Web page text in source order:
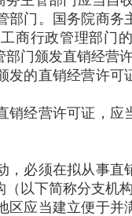
门。国务院商务
商行政管理部门
门颁发直销经营
的直销经营许可
经营许可证，应
须在拟从事直
以下简称分支机
应当建立便于并